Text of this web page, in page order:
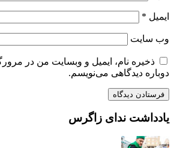
ایمیل *
وب‌ سایت
ذخیره نام، ایمیل و وبسایت من در
دوباره دیدگاهی می‌نویسم.
یادداشت ندای زاگرس